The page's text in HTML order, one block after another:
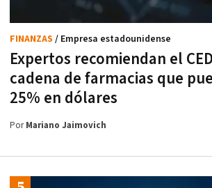
Expertos recomiendan el
cadena de farmacias que
25% en dólares
FINANZAS / Empresa estadounidense
PorMariano Jaimovich